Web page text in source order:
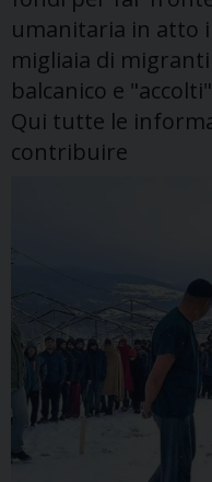
umanitaria in atto
migliaia di
balcanico e
Qui tutte le
contribuire